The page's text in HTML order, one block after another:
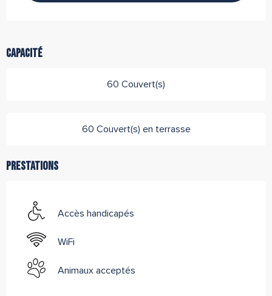
Capacité
60 Couvert(s)
60 Couvert(s) en terrasse
Prestations
Accès handicapés
WiFi
Animaux acceptés